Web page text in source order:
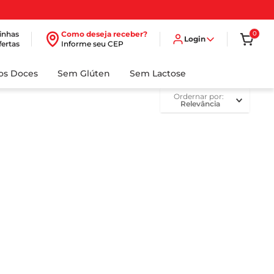
Como deseja receber?
Informe seu CEP
Login
0
Doces Sem Glúten Sem Lactose
ordernar por
Relevância